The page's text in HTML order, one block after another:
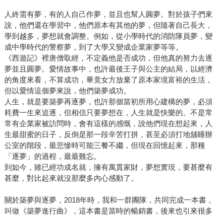
人終需有夢，有的人自己作夢，並且也幫人圓夢。對於孩子們來
說，他們還在學習中，他們原本有其他的夢，但隨著自己長大，
學到越多，夢想就會調整。例如，從小學時代的消防隊員夢，變
成中學時代的警察夢，到了大學又變成企業家夢等等。
《西遊記》裡唐僧取經，不定義他是否成功，但他真的努力去逐
夢並且圓夢。愛情故事中，也許最後王子與公主的結局，以經濟
的角度來看，不算成功，畢竟女方放棄了原本家境富裕的生活，
但以愛情這個夢來說，他們築夢成功。
人生，就是要築夢再逐夢，也許那個當初所用心建構的夢，必須
耗費一生來追逐，但相信只要夢想在，人生就是快樂的。不是常
常有企業家被訪問時，會有這樣的感慨，說他們現在想起來，人
生最甜蜜的日子，反倒是那一段辛苦打拼，甚至必須打地舖睡辦
公室的階段，最悲慘時可能三餐不繼，但現在回憶起來，那種
「逐夢」的過程，最最難忘。
到如今，雖已經功成名就，擁有萬貫家財，夢想實現，要甚麼有
甚麼，對比起來就沒那麼多內心感動了。
關於築夢與逐夢，2018年時，我和一群團隊，共同完成一本書，
叫做《築夢進行曲》，這本書是當時的暢銷書，後來也引來很多